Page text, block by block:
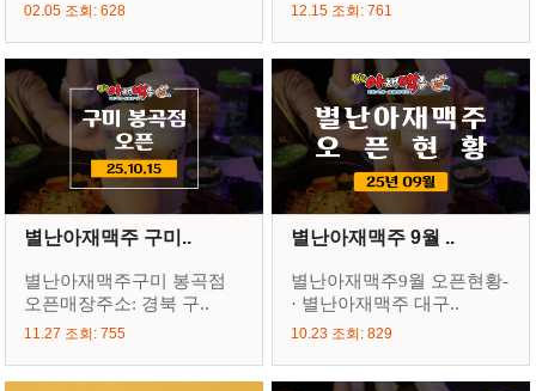
02.05 조회: 628 12.15 조회: 761
별난아재맥주 구미..
별난아재맥주구미 봉곡점
오픈매장주소: 경북 구..
11.27 조회: 755
별난아재맥주 9월 ..
별난아재맥주9월 오픈현황-
· 별난아재맥주 대구..
10.23 조회: 829